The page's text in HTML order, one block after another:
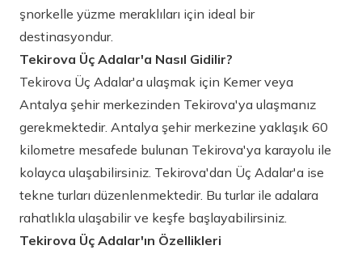
şnorkelle yüzme meraklıları için ideal bir
destinasyondur.
Tekirova Üç Adalar'a Nasıl Gidilir?
Tekirova Üç Adalar'a ulaşmak için Kemer veya
Antalya şehir merkezinden Tekirova'ya ulaşmanız
gerekmektedir. Antalya şehir merkezine yaklaşık 60
kilometre mesafede bulunan Tekirova'ya karayolu ile
kolayca ulaşabilirsiniz. Tekirova'dan Üç Adalar'a ise
tekne turları düzenlenmektedir. Bu turlar ile adalara
rahatlıkla ulaşabilir ve keşfe başlayabilirsiniz.
Tekirova Üç Adalar'ın Özellikleri